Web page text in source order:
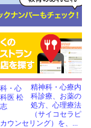
精神科・心療内
科診療、お薬の
処方、心理療法
（サイコセラピ
ウンセリング）を、...